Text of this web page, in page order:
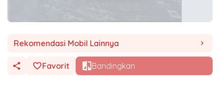
Rekomendasi Mobil Lainnya chevron_right
Favorit Bandingkan